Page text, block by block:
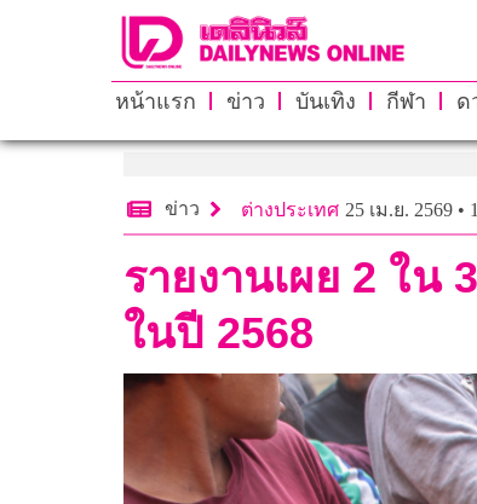
หน้าแรก ข่าว บันเทิง กีฬา ด
ข่าว ต่างประเทศ 25 เม.ย. 2569 •
รายงานเผย 2 ใน
ในปี 2568